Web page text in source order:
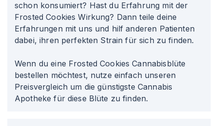
schon konsumiert? Hast du Erfahrung mit der
Frosted Cookies Wirkung? Dann teile deine
Erfahrungen mit uns und hilf anderen Patienten
dabei, ihren perfekten Strain für sich zu finden.
Wenn du eine Frosted Cookies Cannabisblüte
bestellen möchtest, nutze einfach unseren
Preisvergleich um die günstigste Cannabis
Apotheke für diese Blüte zu finden.